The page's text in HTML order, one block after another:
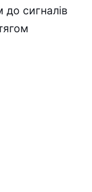
сигналів